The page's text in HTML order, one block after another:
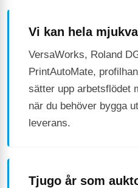
Vi kan hela
VersaWorks, Roland
PrintAutoMate,
sätter upp arbetsflödet
när du behöver bygga
leverans.
Tjugo år som